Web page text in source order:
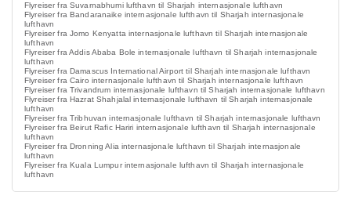
Flyreiser fra Suvarnabhumi lufthavn til Sharjah internasjonale lufthavn
Flyreiser fra Bandaranaike internasjonale lufthavn til Sharjah internasjonale
lufthavn
Flyreiser fra Jomo Kenyatta internasjonale lufthavn til Sharjah internasjonale
lufthavn
Flyreiser fra Addis Ababa Bole internasjonale lufthavn til Sharjah internasjonale
lufthavn
Flyreiser fra Damascus International Airport til Sharjah internasjonale lufthavn
Flyreiser fra Cairo internasjonale lufthavn til Sharjah internasjonale lufthavn
Flyreiser fra Trivandrum internasjonale lufthavn til Sharjah internasjonale lufthavn
Flyreiser fra Hazrat Shahjalal internasjonale lufthavn til Sharjah internasjonale
lufthavn
Flyreiser fra Tribhuvan internasjonale lufthavn til Sharjah internasjonale lufthavn
Flyreiser fra Beirut Rafic Hariri internasjonale lufthavn til Sharjah internasjonale
lufthavn
Flyreiser fra Dronning Alia internasjonale lufthavn til Sharjah internasjonale
lufthavn
Flyreiser fra Kuala Lumpur internasjonale lufthavn til Sharjah internasjonale
lufthavn